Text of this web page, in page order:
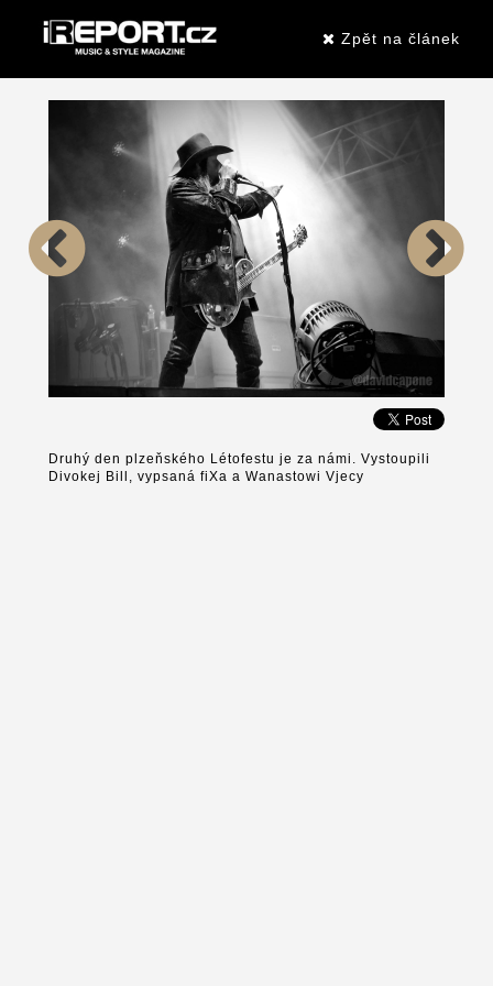
Zpět na článek
Druhý den plzeňského Létofestu je za námi. Vystoupili
Divokej Bill, vypsaná fiXa a Wanastowi Vjecy